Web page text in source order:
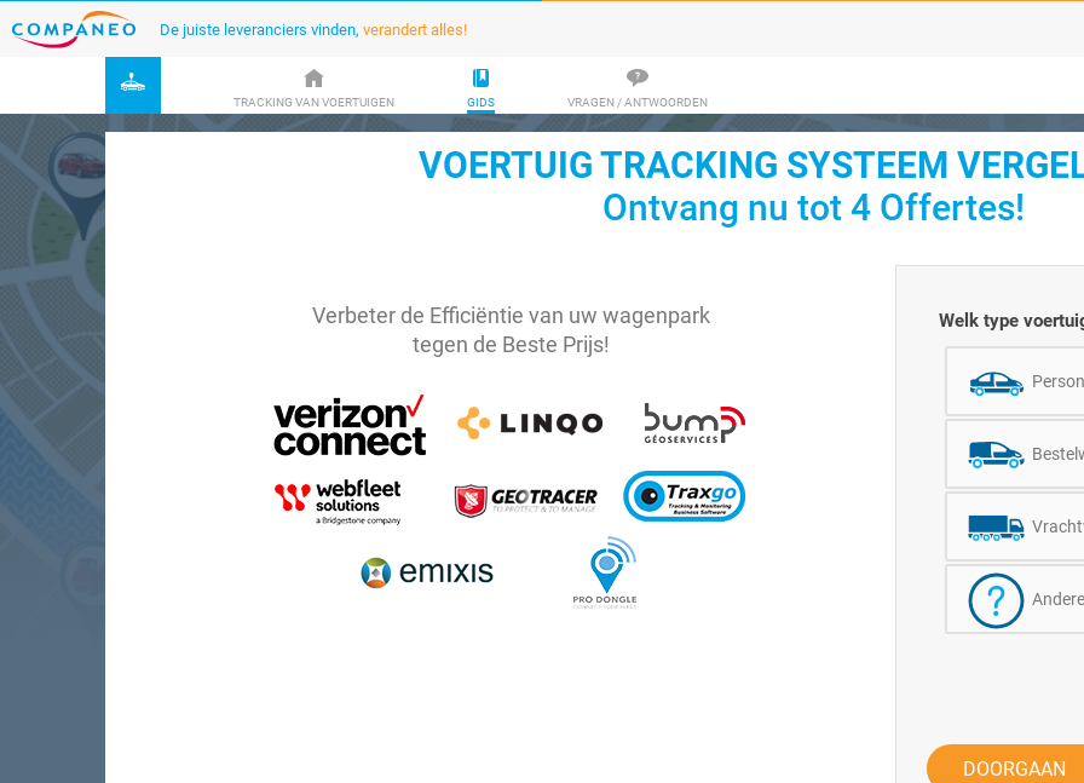
De juiste leveranciers vinden, verandert alles!
TRACKING VAN VOERTUIGEN GIDS VRAGEN / ANTWOORDEN
VOERTUIG TRACKING SYSTEEM
Ontvang nu tot 4 Offertes!
Verbeter de Efficiëntie van uw wagenpark
tegen de Beste Prijs!
Welk type
Andere
DOORGAAN